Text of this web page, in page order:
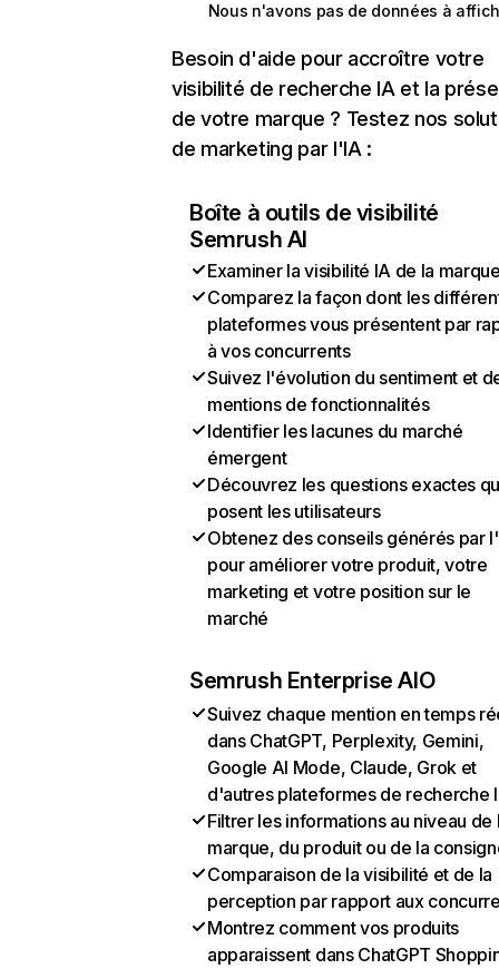
Nous n'avons pas de données à
Besoin d'aide pour accroître votre
visibilité de recherche IA et la
de votre marque ? Testez nos
de marketing par l'IA :
Boîte à outils de visibilité
Semrush AI
Examiner la visibilité IA de la
Comparez la façon dont les
plateformes vous présentent par
à vos concurrents
Suivez l'évolution du sentiment et
mentions de fonctionnalités
Identifier les lacunes du marché
émergent
Découvrez les questions exactes
posent les utilisateurs
Obtenez des conseils générés par
pour améliorer votre produit, votre
marketing et votre position sur le
marché
Semrush Enterprise AIO
Suivez chaque mention en temps
dans ChatGPT, Perplexity, Gemini,
Google AI Mode, Claude, Grok et
d'autres plateformes de recherche
Filtrer les informations au niveau de
marque, du produit ou de la
Comparaison de la visibilité et de la
perception par rapport aux
Montrez comment vos produits
apparaissent dans ChatGPT